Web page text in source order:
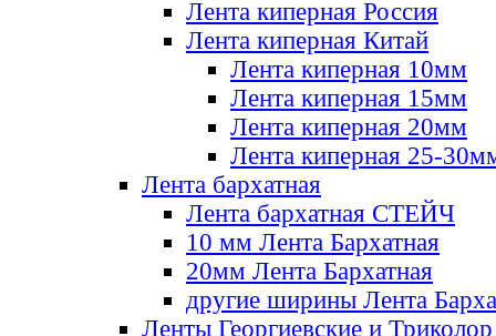
Лента киперная Россия
Лента киперная Китай
Лента киперная 10мм
Лента киперная 15мм
Лента киперная 20мм
Лента киперная 25-
Лента бархатная
Лента бархатная СТЕЙЧ
10 мм Лента Бархатная
20мм Лента Бархатная
другие ширины Лента
Ленты Георгиевские и Триколор